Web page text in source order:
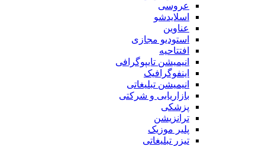
عروسی
اسلایدشو
عناوین
استودیو مجازی
افتتاحیه
انیمیشن تایپوگرافی
اینفوگرافیک
انیمیشن تبلیغاتی
بازاریابی و شرکتی
پزشکی
ترانزیشن
پلیر موزیک
تیزر تبلیغاتی